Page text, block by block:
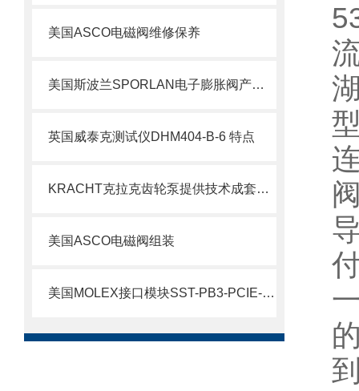
美国ASCO电磁阀维修保养
美国斯波兰SPORLAN电子膨胀阀产品特点
英国威泰克测试仪DHM404-B-6 特点
KRACHT克拉克齿轮泵提供技术成套组装
美国ASCO电磁阀组装
美国MOLEX接口模块SST-PB3-PCIE-2 产品解析